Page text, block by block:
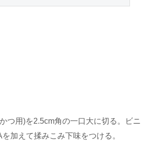
つ用)を2.5cm角の一口大に切る。ビニ
加えて揉みこみ下味をつける。